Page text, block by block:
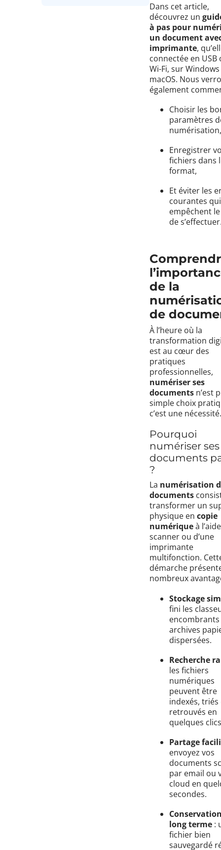
Dans cet article,
découvrez un
à pas pour
un document
imprimante,
connectée en USB
Wi-Fi, sur
macOS. Nous
également
Choisir les
paramètres
numérisation,
Enregistrer
fichiers dans
format,
Et éviter les
courantes qui
empêchent
de
de la
de
À l’heure où la
transformation
est au cœur des
pratiques
professionnelles,
numériser ses
documents n’est
simple choix
c’est une nécessité.
Pourquoi
numériser ses
documents
?
La numérisation
documents
transformer un
physique en copie
numériqueà
scanner ou d’une
imprimante
multifonction.
démarche
nombreux
Stockage
fini les
encombrants
archives
dispersées.
Recherche
les fichiers
numériques
peuvent être
indexés, triés
retrouvés en
quelques
Partage
envoyez vos
documents
par email ou
cloud en
secondes.
long terme :
fichier bien
sauvegardé